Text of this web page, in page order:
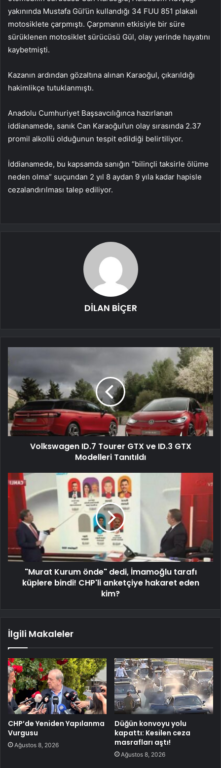
yakınında Mustafa Gül’ün kullandığı 34 FUU 851 plakalı
motosiklete çarpmıştı. Çarpmanın etkisiyle bir süre
sürüklenen motosiklet sürücüsü Gül, olay yerinde hayatını
kaybetmişti.
Kazanın ardından gözaltına alınan Karaoğul, çıkarıldığı
hakimlikçe tutuklanmıştı.
Anadolu Cumhuriyet Başsavcılığınca hazırlanan
iddianamede, sanık Can Karaoğul’un olay sırasında 2.37
promil alkollü olduğunun tespit edildiği belirtiliyor.
İddianamede, bu kapsamda sanığın “bilinçli taksirle ölüme
neden olma” suçundan 2 yıl 8 aydan 9 yıla kadar hapisle
cezalandırılması talep ediliyor.
DİLAN BİÇER
Volkswagen ID.7 Tourer GTX ve ID.3 GTX
Modelleri Tanıtıldı
"Murat Kurum önde" dedi, İmamoğlu tarafı
küplere bindi! CHP'li anketçiye hakaret eden
kim?
İlgili Makaleler
CHP’de Yeniden Yapılanma
Vurgusu
Ağustos 8, 2026
Düğün konvoyu yolu
kapattı: Kesilen ceza
masrafları aştı!
Ağustos 8, 2026